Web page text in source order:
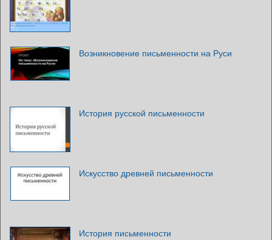
Возникновение письменности на Руси
История русской письменности
Искусство древней письменности
История письменности